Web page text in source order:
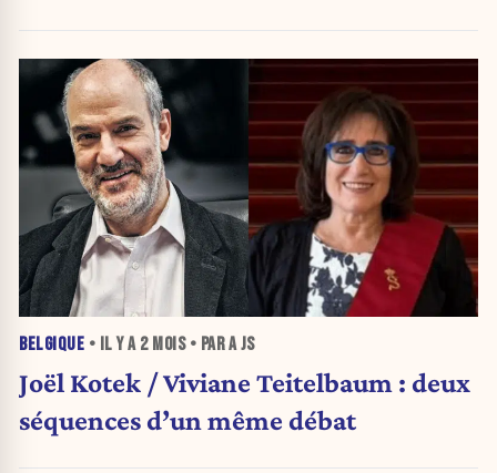
BELGIQUE • IL Y A 2 MOIS• PAR A JS
Joël Kotek / Viviane Teitelbaum : deux
séquences d’un même débat